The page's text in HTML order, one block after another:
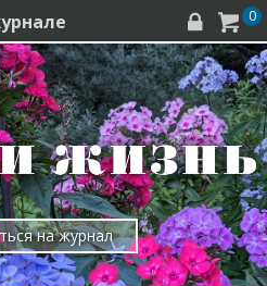
  0
на журнал